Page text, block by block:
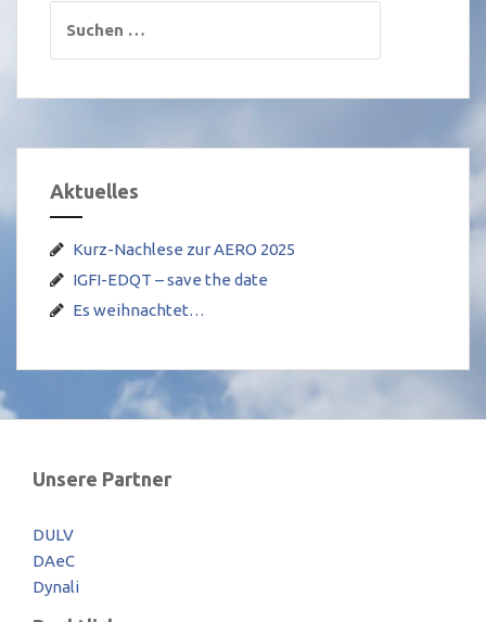
nach:
Aktuelles
Kurz-Nachlese zur AERO 2025
IGFI-EDQT – save the date
Es weihnachtet…
Unsere Partner
DULV
DAeC
Dynali